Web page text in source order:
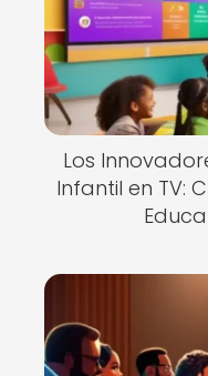
Los
Infantil en TV: